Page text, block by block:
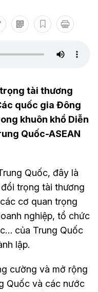
tài thương
quốc gia Đông
khuôn khổ Diễn
Quốc-ASEAN
Quốc, đây là
trọng tài thương
cơ quan trọng
nghiệp, tổ chức
của Trung Quốc
lập.
cường và mở rộng
Quốc và các nước